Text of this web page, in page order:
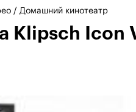
/ Домашний кинотеатр
Klipsch Icon